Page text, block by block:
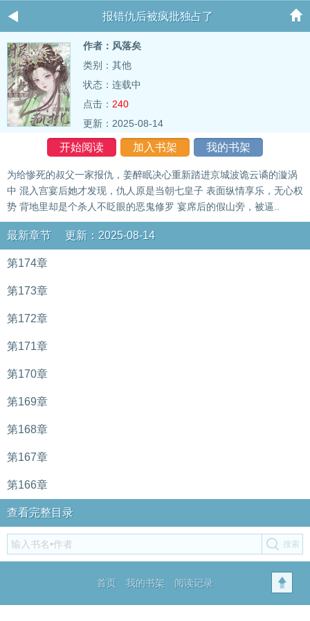
报错仇后被疯批独占了
作者：风落矣
类别：其他
状态：连载中
点击： 240
更新：2025-08-14
开始阅读 加入书架 我的书架
为给惨死的叔父一家报仇，姜醉眠决心重新踏进京城波诡云谲的漩涡
中 混入宫宴后她才发现，仇人原是当朝七皇子 表面纵情享乐，无心权
势 背地里却是个杀人不眨眼的恶鬼修罗 宴席后的假山旁，被逼..
最新章节 更新：2025-08-14
第174章
第173章
第172章
第171章
第170章
第169章
第168章
第167章
第166章
查看完整目录
首页 我的书架 阅读记录